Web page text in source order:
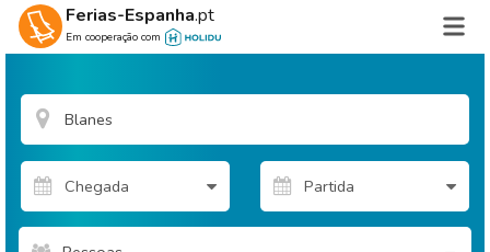
Ferias-Espanha.pt
Em cooperação com